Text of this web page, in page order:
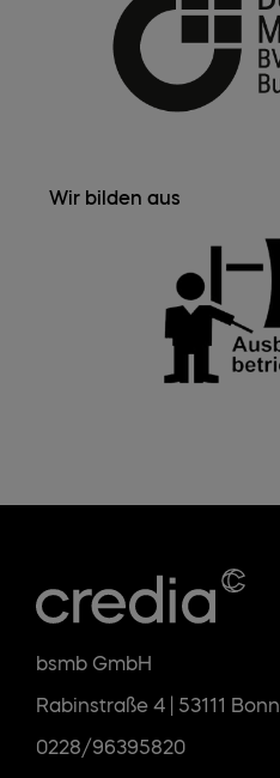
Wir bilden aus
bsmb GmbH
Rabinstraße 4 | 53111 Bonn
0228/96395820